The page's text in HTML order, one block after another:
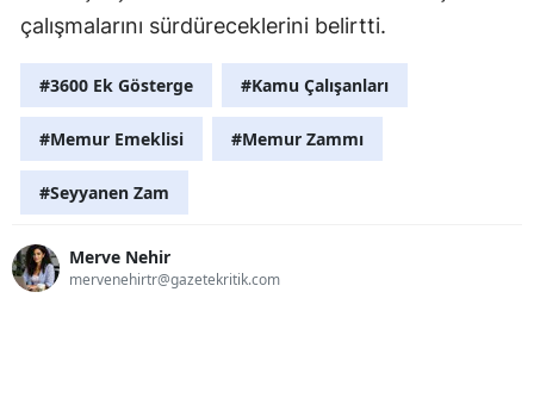
çalışmalarını sürdüreceklerini belirtti.
#3600 Ek Gösterge #Kamu Çalışanları
#Memur Emeklisi #Memur Zammı
#Seyyanen Zam
Merve Nehir
mervenehirtr@gazetekritik.com